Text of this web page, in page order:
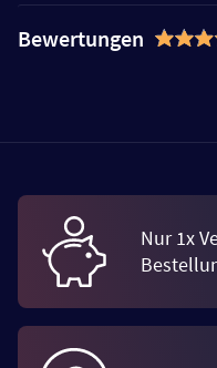
Bewertungen
Nur 1x